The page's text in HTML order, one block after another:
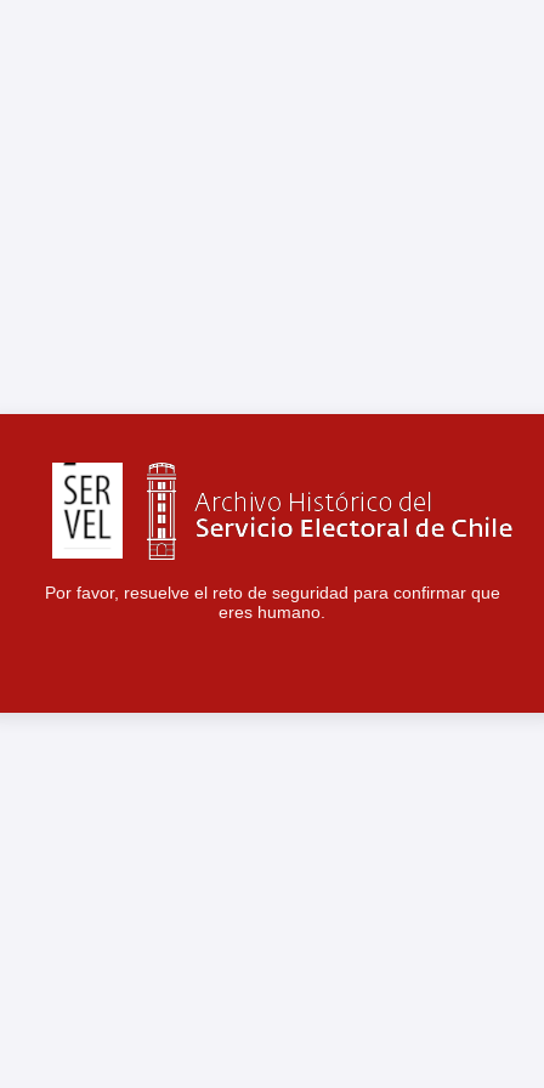
Por favor, resuelve el reto de seguridad para confirmar que
eres humano.